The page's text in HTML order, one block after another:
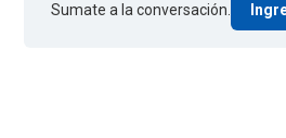
Sumate a la conversación.